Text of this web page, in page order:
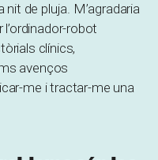
nit de pluja. M’agradaria
robot
clínics,
avenços
me i tractar-me una